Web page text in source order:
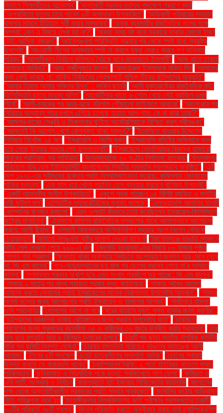
বিভাগে শিক্ষার্থীদের আন্দোলন" "অন্তর্বর্তী সরকার যথাযথ পদক্ষেপ গ্রহণে ব্যর্থ
"অপরাজিতা ফুলের চায়ে পাবেন ৬টি অসাধারণ উপকারিতা" "অভিবাসী পরিবারের সন্তান
কমলার সামনে ইতিহাস সৃষ্টি করার সম্ভাবনা" "অমুক ব্যবসায়ীর রাজনৈতিক দলের সঙ্গে
সম্পর্ক: কেন এ বিষয়ে লেখা হয় না?" "অযথা সময় নষ্ট করে সরকারে থাকার কোনো ইচ্ছা
নেই: আসিফ নজরুল" "আইনশৃঙ্খলা পরিস্থিতি সন্ধ্যার পর থেকে স্পষ্ট হবে: স্বরাষ্ট্র
উপদেষ্টা" "আওয়ামী লীগের অবস্থান স্পষ্ট না করলে যমুনা ঘেরাও করবে গণ অধিকার
পরিষদ" "আগামীকাল নির্বাচন কমিশনে বৈঠকে যাবে জামায়াতে ইসলামী" "আজ রাতে ঢাকায়
আসছেন সাকিব?" "আজ লক্ষ্মীপূজার উৎসব" "আজহারুল ইসলামকে মুক্তি দিন "আমাদের
কথা কেউ ভাবছে না: মার্কিন নির্বাচনের প্রেক্ষাপটে পশ্চিম তীরের বাসিন্দাদের অনুভূতি"
"আমার হিজাব আমার শক্তির উৎস" : মার্কিন ছাত্রী "আমি যুক্তরাষ্ট্রের রাজনৈতিক বন্দী:
ফিলিস্তিনি ছাত্র মাহমুদ খলিল" "আর্জেন্টিনার কাছে ৬ গোল খেয়ে সেই ব্রাজিল এখন
শীর্ষে" "আলী-চমকের পর হৃদয়-ঝড়ে বরিশাল পৌঁছালো ফাইনালে আবারো" "আলেপ্পোর পর
সিরিয়ার অন্যান্য শহর দখলে এগিয়ে চলেছে হায়াত আল-শাম: কে বা কারা তারা?"
"আসলাঙ্কারের সেঞ্চুরি ও তিকশানার ঘূর্ণিতে অস্ট্রেলিয়াকে বিস্মিত করল শ্রীলঙ্কা"
"আসলেই কি আপেল খেলে রোগমুক্ত থাকা সম্ভব?" "ইতালিতে যাওয়ার উদ্দেশ্যে
লিবিয়ায় নিখোঁজ ২৪ জন "ইসরায়েলি ৩ জিম্মি মুক্ত "ইসরায়েলি বাহিনীর অভিযানে বন্ধ
হয়ে গেছে উত্তর গাজার শেষ হাসপাতালটি" "ইসরায়েলে নেতানিয়াহুর বিরুদ্ধে হাজারো
মানুষের প্রতিবাদ: দ্য গার্ডিয়ান" "উড়োজাহাজে ৪০ ঘণ্টার নির্যাতন: হাতকড়া "উৎসবমুখর
পরিবেশে নটর ডেম ইউনিভার্সিটি বাংলাদেশের দ্বিতীয় সমাবর্তন সফলভাবে অনুষ্ঠিত" "এই
দেশ ১৯৭১-এর শহীদদের রক্তের প্রতি বিশ্বাসঘাতকতা করেছে: কুমিল্লায় জোনায়েদ
সাকির মন্তব্য" "এক মাস ধরে খোলা সয়াবিন তেল ব্যবহার করছেন বাণিজ্য উপদেষ্টা"
"একটি আমলকীর অসীম উপকারিতা!" "একুশে পদক পাচ্ছেন ১৪ বিশিষ্ট ব্যক্তি ও জাতীয়
নারী ফুটবল দল" "এশিয়াটিক ল্যাবরেটরিজের মুনাফা কমেছে" "এসঅ্যান্ডপি আদানির তিনটি
কোম্পানির ঋণমান কমালো" "এহুদ ওলমার্ট কীভাবে তৈরি করেছিলেন ইসরায়েল-ফিলিস্তিন
রাষ্ট্রের মানচিত্র" "ঐকমত্য কমিশন রাজনৈতিক দলগুলোর সাথে আলাদাভাবে আলোচনা
করবে: আলী রীয়াজ" "ওসমানী বিমানবন্দরে অগ্নিনির্বাপণ মহড়ায় অংশ নিলেন বেবিচক
চেয়ারম্যান" "কাউকে বিশৃঙ্খলা সৃষ্টির সুযোগ দেওয়া যাবে না "কিশোরগঞ্জে ভাঙারি দোকানে
মর্টার শেল দেখতে পেয়ে ৯৯৯-এ কল "কেনেডি হত্যাকাণ্ডের বিষয়ে ৮০ হাজার পৃষ্ঠার
গোপন নথি প্রকাশ" "ক্ষমতায় থাকা অবস্থায় নির্বাচনে অংশগ্রহণ জনগণ আর মেনে নেবে
না: জি এম কাদের" "গণ–অভ্যুত্থানের ছয় মাস পর ছেলের মরদেহ পেয়ে মা'র অবিরত
কান্না" "গণমাধ্যম সরকার অখুশি হবে এমন সংবাদ প্রকাশে ভয় পাচ্ছে: জি এম কাদের"
"গাজায় ২ মার্চের পর খাদ্য সহায়তা প্রবাহ বন্ধ: জাতিসংঘ" "গাজায় অবৈধ আদেশ
অমান্য করতে সেনাদের প্রতি ইসরায়েলের সাবেক নিরাপত্তা উপদেষ্টার আহ্বান"' "গাজার
সংঘর্ষ বন্ধের জন্য আলোচনার প্রতি ইসরায়েল ও হামাসের আগ্রহ" "গাজীপুরে হামলা:
ওসি প্রত্যাহার "গোসলের আগে না পরে "ঘরের বাতাসে দূষণ: সুস্থ থাকার জন্য করণীয়".
"চট্টগ্রামের আঞ্চলিক ভাষায় রোহিঙ্গাদের জন্য প্রধান উপদেষ্টার বার্তা" "চাকরিতে
প্রবেশের জন্য পুরুষদের বয়সসীমা ৩৫ ও নারীদের ৩৭ বছরে উন্নীত করার প্রস্তাব" "চার
মাস ধরে রপ্তানি আয় ৪ বিলিয়ন ডলারের উপরে" "চারটি পদ ছাড়া জাতীয় নাগরিক কমিটির
বাকি সব কমিটি বিলুপ্ত ঘোষণা" "চারবার বসতভিটা সরিয়েও ভাঙনের আতঙ্কে আলী
আহমদ" "চীনের ৫টি পদক্ষেপ "চুয়েট ছাত্রলীগের সভাপতি আটক" "চোখের স্বাস্থ্য
উন্নত রাখতে যে খাবারগুলি খাবেন" "চ্যাম্পিয়নস ট্রফি: ২ শর্তে হাইব্রিড মডেলে সম্মত
পাকিস্তান" "ছুরিকাঘাত ও বৈদ্যুতিক শকে হত্যা: সবজিখেতে লাশ ফেলা" "জমিয়ত ও
এবি পার্টি: সংস্কার ও নির্বাচন "জয়পুরহাটে হাট ইজারায় সিন্ডিকেটের কারসাজি "জাপানের
পক্ষ থেকে অন্তর্বর্তীকালীন সরকারের প্রতি সমর্থন পুনর্ব্যক্ত" "জার্মানির কঠোর অভিবাসন
নীতি পরিকল্পনা ব্যর্থ"m "জাহাঙ্গীরনগর বিশ্ববিদ্যালয় ভর্তি পরীক্ষার প্রশ্নপত্রে ত্রুটি:
৮০টির পরিবর্তে ৭৮টি প্রশ্ন" "জিনস পরিবর্তন করতে অস্বীকার করায় দাবা চ্যাম্পিয়নশিপ